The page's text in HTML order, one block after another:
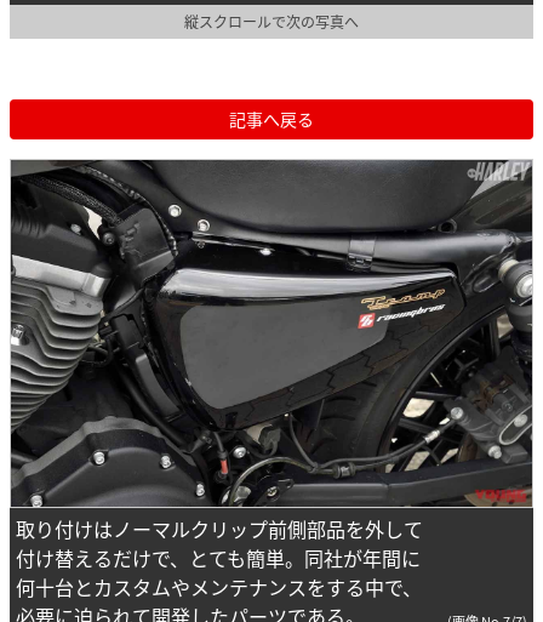
縦スクロールで次の写真へ
記事へ戻る
取り付けはノーマルクリップ前側部品を外して
付け替えるだけで、とても簡単。同社が年間に
何十台とカスタムやメンテナンスをする中で、